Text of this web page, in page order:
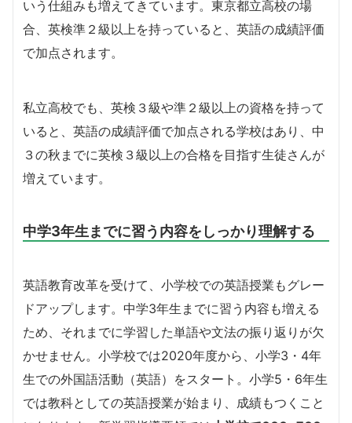
いう仕組みも増えてきています。東京都立高校の場
合、英検準２級以上を持っていると、英語の成績評価
で加点されます。
私立高校でも、英検３級や準２級以上の資格を持って
いると、英語の成績評価で加点される学校はあり、中
３の秋までに英検３級以上の合格を目指す生徒さんが
増えています。
中学3年生までに習う内容をしっかり理解する
英語教育改革を受けて、小学校での英語授業もグレー
ドアップします。中学3年生までに習う内容も増える
ため、それまでに学習した単語や文法の振り返りが欠
かせません。 小学校では2020年度から、小学3・4年
生での外国語活動（英語）をスタート。小学5・6年生
では教科としての英語授業が始まり、成績もつくこと